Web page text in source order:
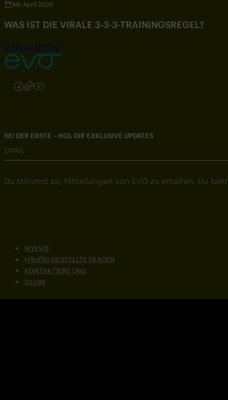
8th April 2026
WAS IST DIE VIRALE 3-3-3-TRAININGSREGEL?
SEE FULL ARTICLE
Folgen Sie uns auf Instagram
Folgen Sie uns auf Facebook
Folgen Sie uns auf TikTok
Folgen Sie uns auf YouTube
MYEVO
HÄUFIG GESTELLTE FRAGEN
KONTAKTIERE UNS
CLUBS
SEI DER ERSTE – HOL DIR EXKLUSIVE UPDATES
EMAIL
Du stimmst zu, Mitteilungen von EVO zu erhalten. Du